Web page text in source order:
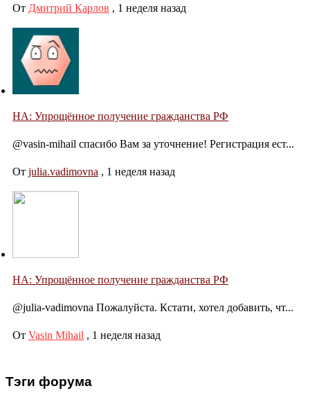
От Дмитрий Карлов , 1 неделя назад
НА: Упрощённое получение гражданства РФ
@vasin-mihail спасибо Вам за уточнение! Регистрация ест...
От julia.vadimovna , 1 неделя назад
НА: Упрощённое получение гражданства РФ
@julia-vadimovna Пожалуйста. Кстати, хотел добавить, чт...
От Vasin Mihail , 1 неделя назад
Тэги форума